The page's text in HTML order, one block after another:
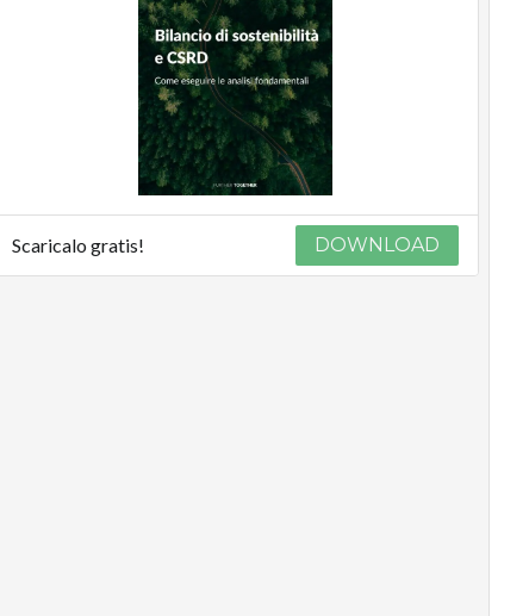
Scaricalo gratis! DOWNLOAD